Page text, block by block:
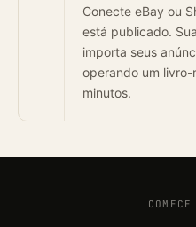
Conecte eBay ou
está publicado.
importa seus
operando um
minutos.